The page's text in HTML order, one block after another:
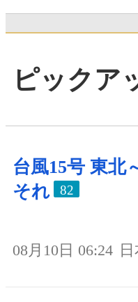
ピックア
台風15号 東北
それ
82
08月10日 06:24